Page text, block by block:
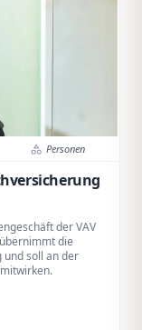
Personen
der VAV
die
und soll an der